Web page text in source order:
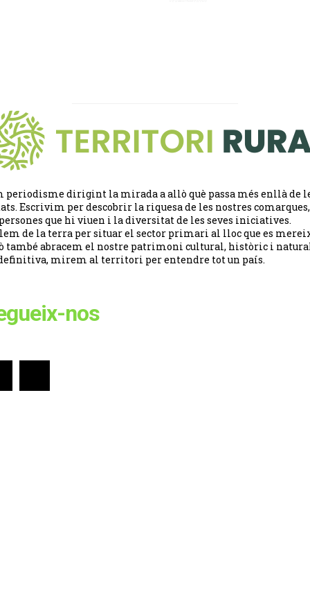
periodisme dirigint la mirada a allò què passa més enllà de
Escrivim per descobrir la riquesa de les nostres
que hi viuen i la diversitat de les seves iniciatives.
de la terra per situar el sector primari al lloc que es
també abracem el nostre patrimoni cultural, històric i
mirem al territori per entendre tot un país.
nos